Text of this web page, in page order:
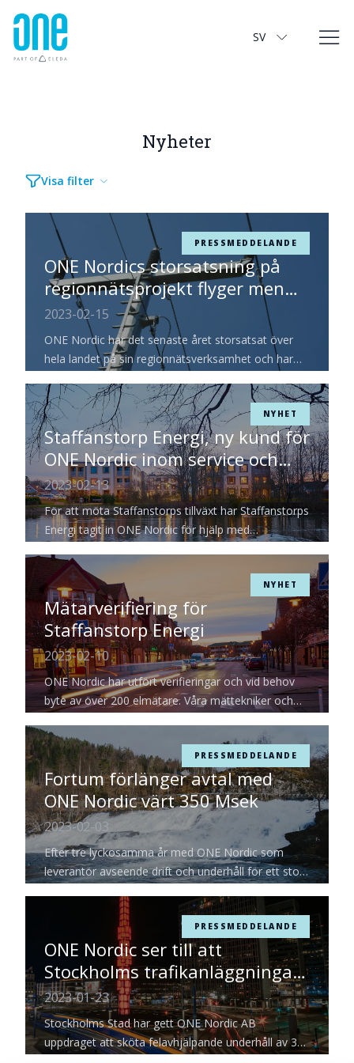
SV
Nyheter
Visa filter
PRESSMEDDELANDE
ONE Nordics storsatsning på
regionnätsprojekt flyger men
rekryteringsbehovet är stort
2023-02-15
ONE Nordic har det senaste året storsatsat över
hela landet på sin regionnätsverksamhet och har
annat två för E.ON Energidistribution i Sundsvall och
Falkenberg. Kompetensbristen av både montörer
och projektledare som kan utföra
regionnätsarbeten i Sverige är dock ett faktum och
ONE Nordic har därför satsat på en
rekryteringskampanj med kändisar.
NYHET
Staffanstorp Energi, ny kund för
ONE Nordic inom service och
underhåll
2023-02-13
För att möta Staffanstorps tillväxt har Staffanstorps
Energi tagit in ONE Nordic för hjälp med
dokumentationsarbete.
NYHET
Mätarverifiering för
Staffanstorp Energi
2023-02-10
ONE Nordic har utfört verifieringar och vid behov
byte av över 200 elmätare. Våra mättekniker och
verifieringar av mätare inom både i hushåll, industri
och eldistribution.
PRESSMEDDELANDE
Fortum förlänger avtal med
ONE Nordic värt 350 Msek
2023-02-03
Efter tre lyckosamma år med ONE Nordic som
leverantör avseende drift och underhåll för ett stort
avtalet med ytterligare ett år. Det förlängda avtalet
är värt runt 350 miljoner kronor.PRESSMEDDELANDE
ONE Nordic ser till att
Stockholms trafikanläggningar
fungerar
2023-01-23
Stockholms Stad har gett ONE Nordic AB
uppdraget att sköta felavhjälpande underhåll av 300